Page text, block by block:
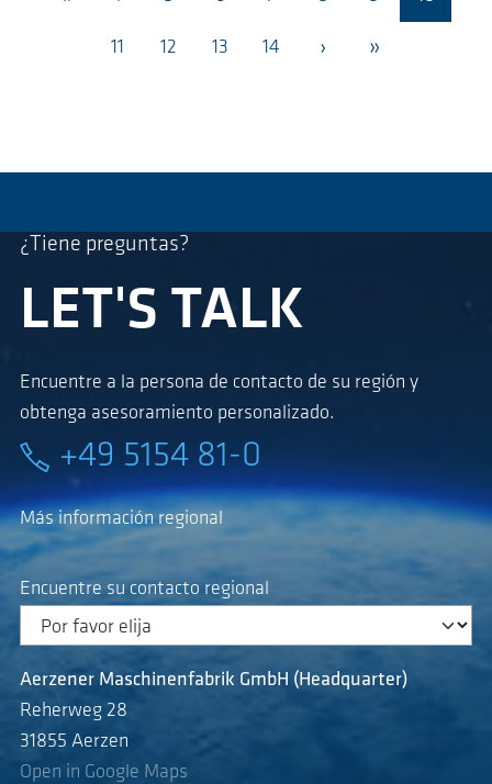
11 12 13 14 › »
¿Tiene preguntas?
LET'S TALK
Encuentre a la persona de contacto de su región y
obtenga asesoramiento personalizado.
+49 5154 81-0
Más información regional
Encuentre su contacto regional
Aerzener Maschinenfabrik GmbH (Headquarter)
Reherweg 28
31855 Aerzen
Open in Google Maps